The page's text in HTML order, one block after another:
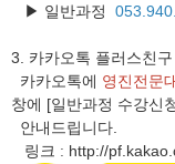
▶ 일반과정
3. 카카오톡 플러스친구
카카오톡에 영진전문
창에 [일반과정 수강신
안내드립니다.
링크 : http://